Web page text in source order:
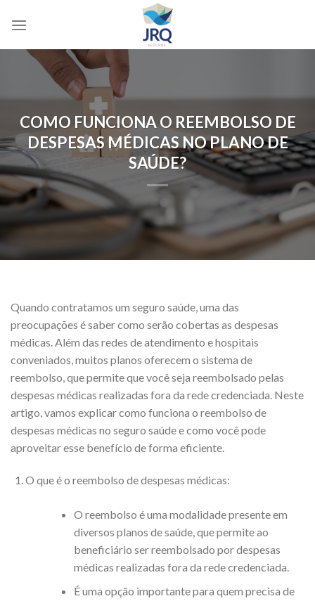
COMO FUNCIONA O REEMBOLSO DE
DESPESAS MÉDICAS NO PLANO DE
SAÚDE?
Quando contratamos um seguro saúde, uma das
preocupações é saber como serão cobertas as despesas
médicas. Além das redes de atendimento e hospitais
conveniados, muitos planos oferecem o sistema de
reembolso, que permite que você seja reembolsado pelas
despesas médicas realizadas fora da rede credenciada. Neste
artigo, vamos explicar como funciona o reembolso de
despesas médicas no seguro saúde e como você pode
aproveitar esse benefício de forma eficiente.
O que é o reembolso de despesas médicas:
O reembolso é uma modalidade presente em
diversos planos de saúde, que permite ao
beneficiário ser reembolsado por despesas
médicas realizadas fora da rede credenciada.
É uma opção importante para quem precisa de